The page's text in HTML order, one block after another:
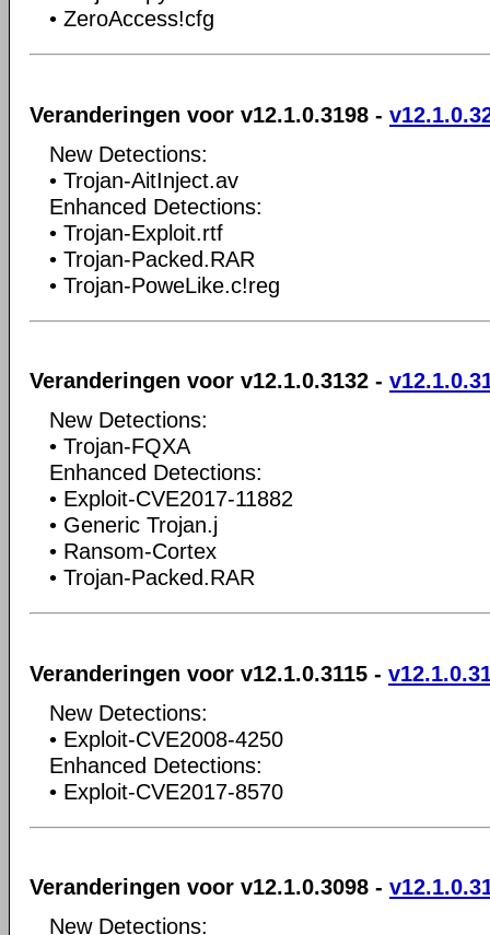
• ZeroAccess!cfg
Veranderingen voor v12.1.0.3198 -
New Detections:
• Trojan-AitInject.av
Enhanced Detections:
• Trojan-Exploit.rtf
• Trojan-Packed.RAR
• Trojan-PoweLike.c!reg
Veranderingen voor v12.1.0.3132 -
New Detections:
• Trojan-FQXA
Enhanced Detections:
• Exploit-CVE2017-11882
• Generic Trojan.j
• Ransom-Cortex
• Trojan-Packed.RAR
Veranderingen voor v12.1.0.3115 -
New Detections:
• Exploit-CVE2008-4250
Enhanced Detections:
• Exploit-CVE2017-8570
Veranderingen voor v12.1.0.3098 -
New Detections: